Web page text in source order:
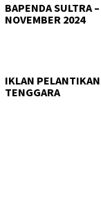
BAPENDA SULTRA
NOVEMBER 2024
IKLAN
TENGGARA